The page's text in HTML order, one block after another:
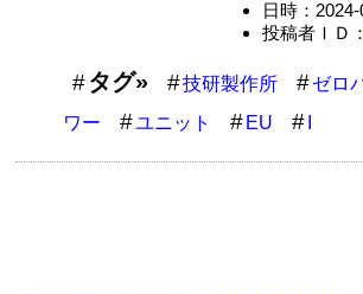
日時：
投稿者ＩＤ：
タグ» 技研製作所 ゼロ
ワー
ユニット EU